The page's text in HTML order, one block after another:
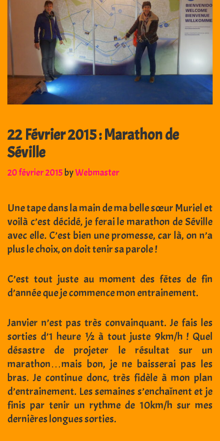
22 Février 2015 : Marathon de
Séville
20 février 2015 byWebmaster
Une tape dans la main de ma belle sœur Muriel et
voilà c’est décidé, je ferai le marathon de Séville
avec elle. C’est bien une promesse, car là, on n’a
plus le choix, on doit tenir sa parole !
C’est tout juste au moment des fêtes de fin
d’année que je commence mon entrainement.
Janvier n’est pas très convainquant. Je fais les
sorties d’1 heure ½ à tout juste 9km/h ! Quel
désastre de projeter le résultat sur un
marathon…mais bon, je ne baisserai pas les
bras. Je continue donc, très fidèle à mon plan
d’entrainement. Les semaines s’enchaînent et je
finis par tenir un rythme de 10km/h sur mes
dernières longues sorties.